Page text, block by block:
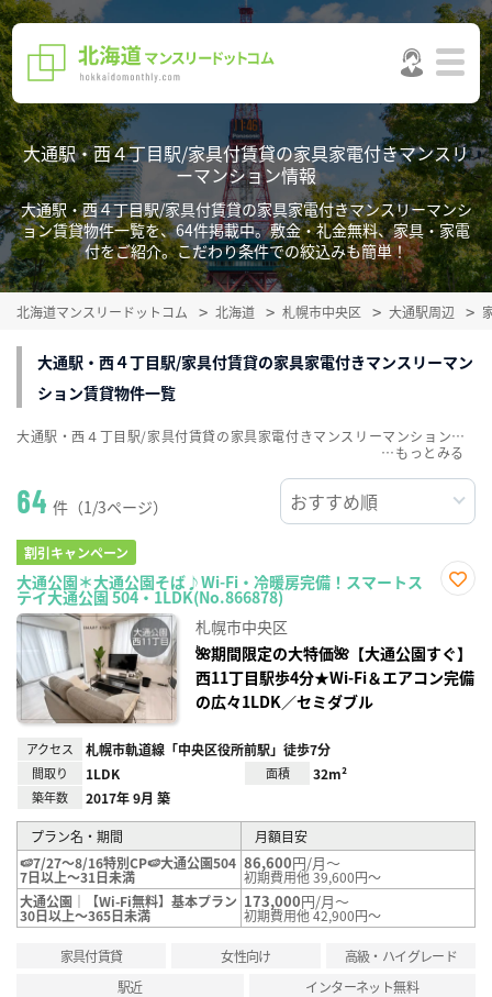
大通駅・西４丁目駅/家具付賃貸の家具家電付きマンスリ
ーマンション情報
大通駅・西４丁目駅/家具付賃貸の家具家電付きマンスリーマンシ
ョン賃貸物件一覧を、64件掲載中。敷金・礼金無料、家具・家電
付をご紹介。こだわり条件での絞込みも簡単！
北海道マンスリードットコム 北海道 札幌市中央区 大通駅周辺
大通駅・西４丁目駅/家具付賃貸の家具家電付きマンスリーマン
ション賃貸物件一覧
64 件（1/3ページ）
割引キャンペーン
大通公園＊大通公園そば♪Wi-Fi・冷暖房完備！スマートス
テイ大通公園 504・1LDK(No.866878)
録
札幌市中央区
🌺期間限定の大特価🌺【大通公園すぐ】
西11丁目駅歩4分★Wi-Fi＆エアコン完備
の広々1LDK／セミダブル
アクセス 札幌市軌道線「中央区役所前駅」徒歩7分
間取り 1LDK 面積 32m²
築年数 2017年 9月 築
プラン名・期間
月額目安
🍉7/27～8/16特別CP🍉大通公園504
7日以上～31日未満
86,600円/月～
初期費用他 39,600円～
大通公園｜【Wi-Fi無料】基本プラン
30日以上～365日未満
173,000円/月～
初期費用他 42,900円～
家具付賃貸 女性向け
高級・ハイグレード
駅近
インターネット無料
大通駅・西４丁目駅/家具付賃貸の家具家電付きマンスリーマンション賃貸物件一覧を、64件掲載中。敷金・礼金無料、家具・家電付をご紹介。こだわり条件での絞込みも簡単！
…